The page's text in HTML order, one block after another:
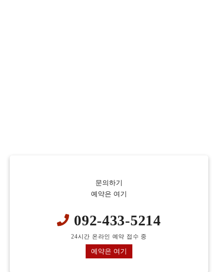
문의하기
예약은 여기
092-433-5214
24시간 온라인 예약 접수 중
예약은 여기